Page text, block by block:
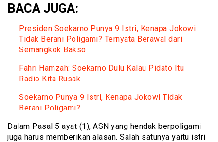
BACA JUGA:
Presiden Soekarno Punya 9 Istri, Kenapa Jokowi
Tidak Berani Poligami? Ternyata Berawal dari
Semangkok Bakso
Fahri Hamzah: Soekarno Dulu Kalau Pidato Itu
Radio Kita Rusak
Soekarno Punya 9 Istri, Kenapa Jokowi Tidak
Berani Poligami?
Dalam Pasal 5 ayat (1), ASN yang hendak berpoligami
juga harus memberikan alasan. Salah satunya yaitu istri